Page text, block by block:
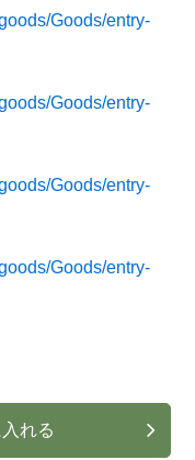
Goods/entry-
Goods/entry-
Goods/entry-
Goods/entry-